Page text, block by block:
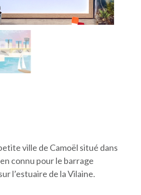
ville de Camoël situé dans
connu pour le barrage
l’estuaire de la Vilaine.